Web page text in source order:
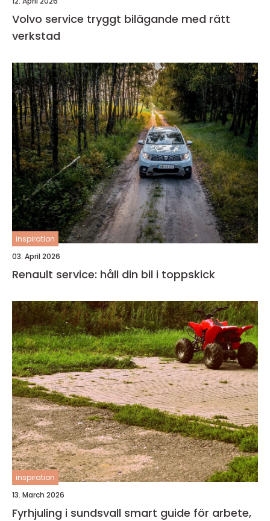
Volvo service tryggt bilägande med rätt
verkstad
inspiration
03. April 2026
Renault service: håll din bil i toppskick
inspiration
13. March 2026
Fyrhjuling i sundsvall smart guide för arbete,